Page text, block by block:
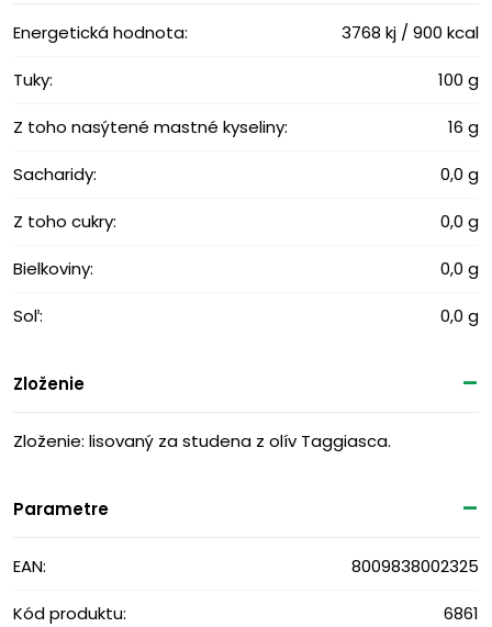
Energetická hodnota: 3768 kj / 900 kcal
Tuky: 100 g
Z toho nasýtené mastné kyseliny: 16 g
Sacharidy: 0,0 g
Z toho cukry: 0,0 g
Bielkoviny: 0,0 g
Soľ: 0,0 g
Zloženie
Zloženie: lisovaný za studena z olív Taggiasca.
Parametre
EAN: 8009838002325
Kód produktu: 6861